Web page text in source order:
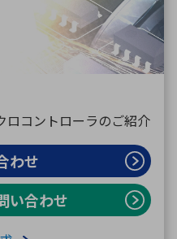
コントローラのご紹介
わせ
い合わせ